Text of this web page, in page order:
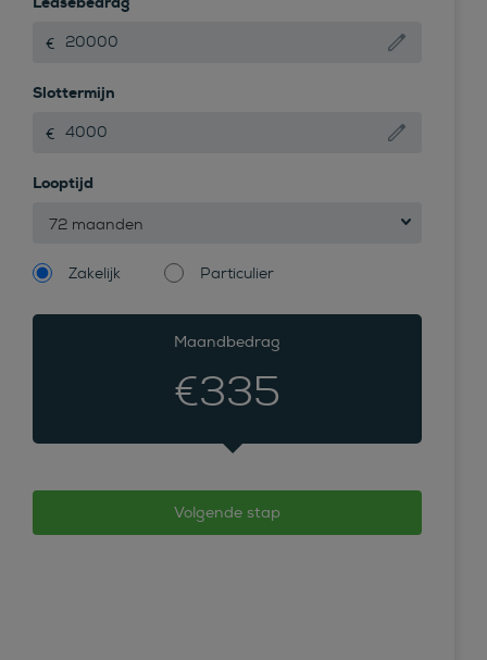
Slottermijn
Looptijd
72 maanden
Zakelijk Particulier
Maandbedrag
€335